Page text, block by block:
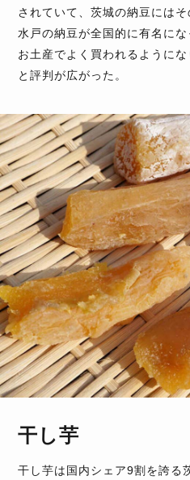
されていて、茨城の納豆には
水戸の納豆が全国的に有名に
お土産でよく買われるように
と評判が広がった。
干し芋
干し芋は国内シェア9割を誇る